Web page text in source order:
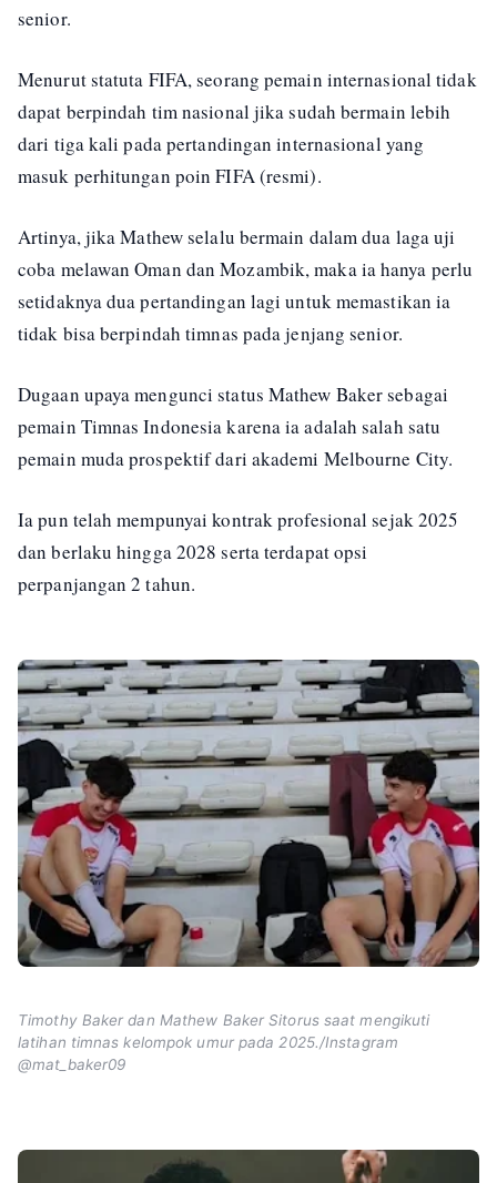
senior.
Menurut statuta FIFA, seorang pemain internasional tidak
dapat berpindah tim nasional jika sudah bermain lebih
dari tiga kali pada pertandingan internasional yang
masuk perhitungan poin FIFA (resmi).
Artinya, jika Mathew selalu bermain dalam dua laga uji
coba melawan Oman dan Mozambik, maka ia hanya perlu
setidaknya dua pertandingan lagi untuk memastikan ia
tidak bisa berpindah timnas pada jenjang senior.
Dugaan upaya mengunci status Mathew Baker sebagai
pemain Timnas Indonesia karena ia adalah salah satu
pemain muda prospektif dari akademi Melbourne City.
Ia pun telah mempunyai kontrak profesional sejak 2025
dan berlaku hingga 2028 serta terdapat opsi
perpanjangan 2 tahun.
Timothy Baker dan Mathew Baker Sitorus saat mengikuti
latihan timnas kelompok umur pada 2025./Instagram
@mat_baker09